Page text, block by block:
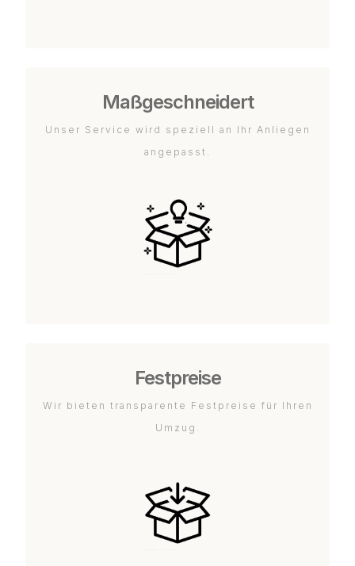
Maßgeschneidert
Unser Service wird speziell an Ihr Anliegen
angepasst.
Festpreise
Wir bieten transparente Festpreise für Ihren
Umzug.